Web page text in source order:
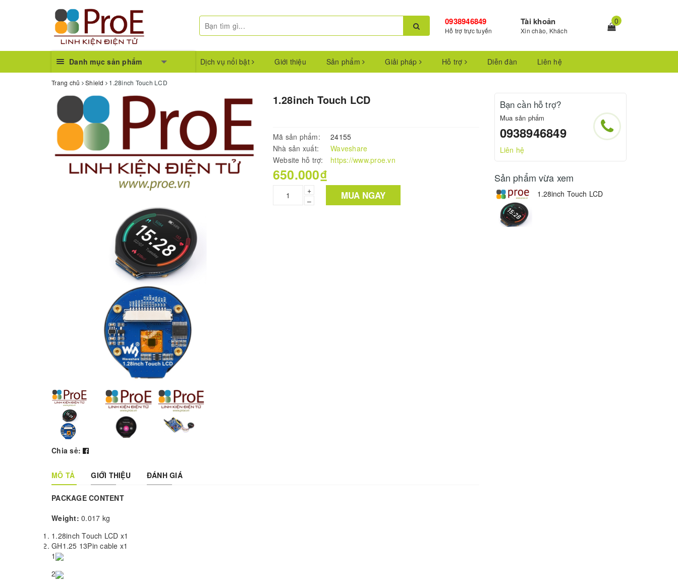
0938946849
Hỗ trợ trực tuyến
Tài khoản
Xin chào, Khách
0
Danh mục sản phẩm Dịch vụ nổi bật Giới thiệu Sản phẩm Giải pháp Hỗ trợ Diễn đàn Liên hệ
Trang chủ Shield 1.28inch Touch LCD
Chia sẻ:
1.28inch Touch LCD
Mã sản phẩm:
24155
Nhà sản xuất:
Waveshare
Website hỗ trợ:
https://www.proe.vn
650.000₫
+
–
MUA NGAY
MÔ TẢ GIỚI THIỆU ĐÁNH GIÁ
PACKAGE CONTENT
Weight: 0.017 kg
1.28inch Touch LCD x1
GH1.25 13Pin cable x1
1
2
Bạn cần hỗ trợ?
Mua sản phẩm
0938946849
Liên hệ
Sản phẩm vừa xem
1.28inch Touch LCD